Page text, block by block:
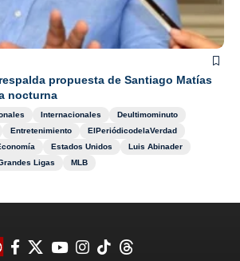
propuesta de Santiago Matías
nocturna
Internacionales
Deultimominuto
Entretenimiento
ElPeriódicodelaVerdad
Estados Unidos
Luis Abinader
Ligas MLB